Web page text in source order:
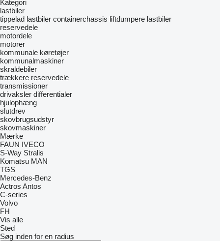
Kategori
lastbiler
tippelad lastbiler containerchassis liftdumpere lastbiler
reservedele
motordele
motorer
kommunale køretøjer
kommunalmaskiner
skraldebiler
trækkere reservedele
transmissioner
drivaksler differentialer
hjulophæng
slutdrev
skovbrugsudstyr
skovmaskiner
Mærke
FAUN IVECO
S-Way Stralis
Komatsu MAN
TGS
Mercedes-Benz
Actros Antos
C-series
Volvo
FH
Vis alle
Sted
Søg inden for en radius